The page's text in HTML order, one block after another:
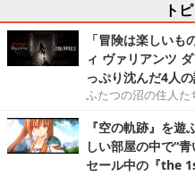
ト
「冒険は楽しい
ィ ヴァリアンツ
っぷり沈んだ4人
ふたつの沼の住人た
『空の軌跡』を
しい部屋の中で“
セール中の『the